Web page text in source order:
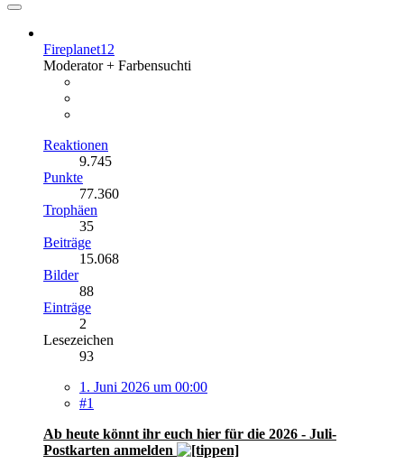
Fireplanet12
Moderator + Farbensuchti
Reaktionen
9.745
Punkte
77.360
Trophäen
35
Beiträge
15.068
Bilder
88
Einträge
2
Lesezeichen
93
1. Juni 2026 um 00:00
#1
Ab heute könnt ihr euch hier für die 2026 - Juli-
Postkarten anmelden